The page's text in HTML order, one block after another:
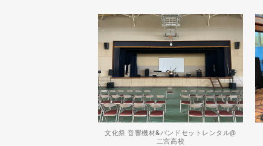
文化祭 音響機材&バンドセットレンタル@
二宮高校